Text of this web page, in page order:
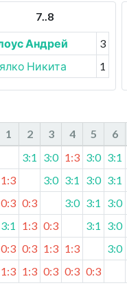
7..8
Андрей
3
Никита
1
1 2 3 4 5
6
3:1 3:0 1:3 3:0 3:1
1:3 3:0 3:1 3:0 3:1
0:3 0:3 3:0 3:1
3:0
3:1 1:3 0:3 3:1
3:0
0:3 0:3 1:3 1:3
3:0
1:3 1:3 0:3 0:3 0:3